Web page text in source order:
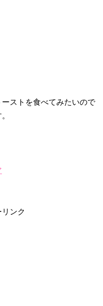
ストを食べてみたいので
ンク